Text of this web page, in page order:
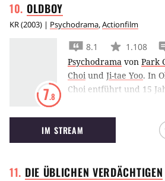
OLDBOY
KR(2003) | Psychodrama,Actionfilm
7.8
8.1 1.108
Psychodrama von Park
Choiund Ji-tae Yoo. In
Choi entführt und 15
er Rache üben und
eingesperrt wurde.
IM STREAM
DIE ÜBLICHEN VERDÄCHTIGEN